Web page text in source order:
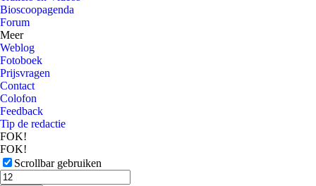
Bioscoopagenda
Forum
Meer
Weblog
Fotoboek
Prijsvragen
Contact
Colofon
Feedback
Tip de redactie
FOK!
FOK!
Scrollbar gebruiken